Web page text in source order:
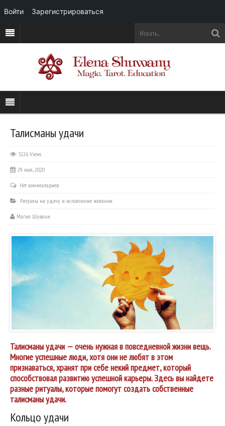
Талисманы удачи
3226 Views
29 мая, 2020
Нет комментариев
Ритуалы на удачу и исполнение желания
Магия Шувани
Талисманы удачи — очень нужная в повседневной жизни вещь.
Многие успешные люди, хотя они не любят в этом
признаваться, хранят при себе некий предмет, который
способствовал развитию успешной карьеры. Здесь вы найдете
разные ритуалы, которые помогут создать собственные
талисманы удачи.
Кольцо удачи
Войти Зарегистрироваться